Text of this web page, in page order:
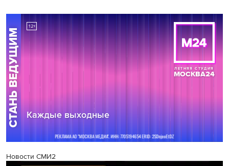
Новости СМИ2